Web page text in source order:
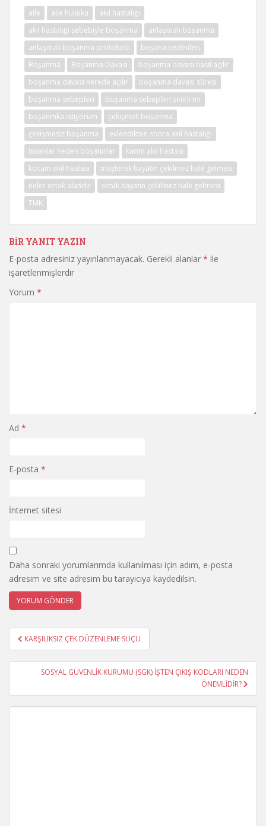
aile aile hukuku
akıl hastalığı
akıl hastalığı sebebiyle boşanma
anlaşmalı boşanma
anlaşmalı boşanma protokolü
boşana nedenleri
Boşanma
Boşanma Davası
boşanma davası nasıl açılır
boşanma davası nerede açılır
boşanma davası süresi
boşanma sebepleri
boşanma sebepleri sınırlı mı
boşanmka istiyorum
çekişmeli boşanma
çekişmesiz boşanma
evlendikten sonra akıl hastalığı
insanlar neden boşanırlar
karım akıl hastası
kocam akıl hastası
müşterek hayatın çekilmez hale gelmesi
neler ortak alandır
ortak hayatın çekilmez hale gelmesi
TMK
BIR YANIT YAZIN
E-posta adresiniz yayınlanmayacak. Gerekli alanlar * ile
işaretlenmişlerdir
Yorum *
Ad *
E-posta *
İnternet sitesi
Daha sonraki yorumlarımda kullanılması için adım, e-posta
adresim ve site adresim bu tarayıcıya kaydedilsin.
Yazı
gezinmesi
KARŞILIKSIZ ÇEK DÜZENLEME SUÇU
SOSYAL GÜVENLİK KURUMU (SGK) İŞTEN ÇIKIŞ KODLARI NEDEN
ÖNEMLİDİR?